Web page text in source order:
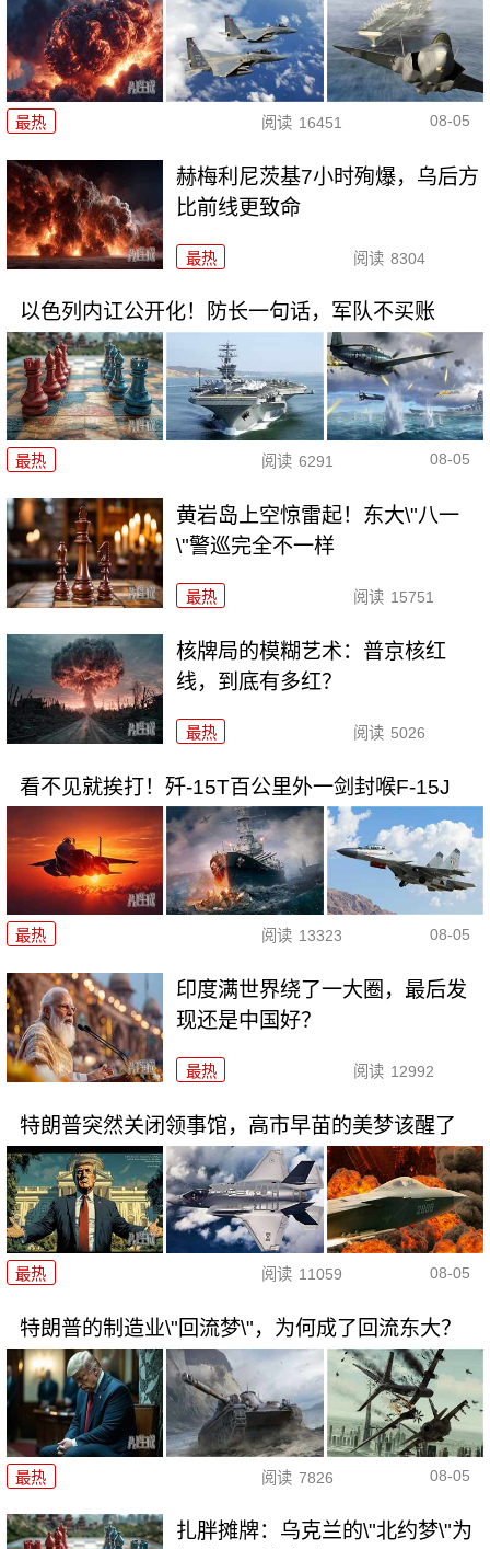
最热 阅读 16451 08-05
赫梅利尼茨基7小时殉爆，乌后方
比前线更致命
最热 阅读 8304
以色列内讧公开化！防长一句话，军队不买账
最热 阅读 6291 08-05
黄岩岛上空惊雷起！东大\"八一
\"警巡完全不一样
最热 阅读 15751
核牌局的模糊艺术：普京核红
线，到底有多红？
最热 阅读 5026
看不见就挨打！歼-15T百公里外一剑封喉F-15J
最热 阅读 13323 08-05
印度满世界绕了一大圈，最后发
现还是中国好？
最热 阅读 12992
特朗普突然关闭领事馆，高市早苗的美梦该醒了
最热 阅读 11059 08-05
特朗普的制造业\"回流梦\"，为何成了回流东大？
最热 阅读 7826 08-05
扎胖摊牌：乌克兰的\"北约梦\"为